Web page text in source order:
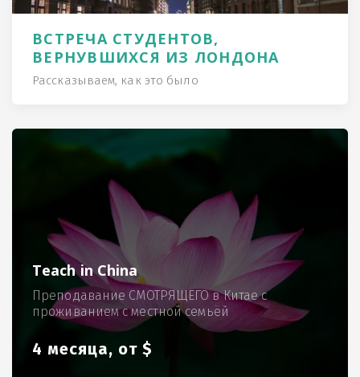
ВСТРЕЧА СТУДЕНТОВ,
ВЕРНУВШИХСЯ ИЗ ЛОНДОНА
Рассказываем, как это было
Teach in China
Преподавание СМОТРЯЩЕГО в Китае с
проживанием с местной семьёй
4 месяца, от $